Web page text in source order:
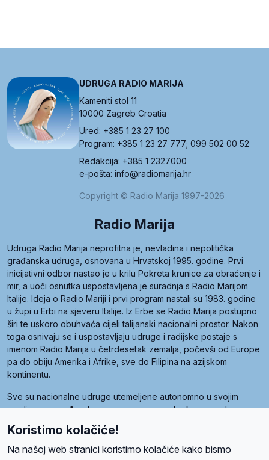
UDRUGA RADIO MARIJA
Kameniti stol 11
10000 Zagreb Croatia
Ured: +385 1 23 27 100
Program: +385 1 23 27 777; 099 502 00 52
Redakcija: +385 1 2327000
e-pošta: info@radiomarija.hr
Copyright © Radio Marija 1997-2026
Radio Marija
Udruga Radio Marija neprofitna je, nevladina i nepolitička
građanska udruga, osnovana u Hrvatskoj 1995. godine. Prvi
inicijativni odbor nastao je u krilu Pokreta krunice za obraćenje i
mir, a uoči osnutka uspostavljena je suradnja s Radio Marijom
Italije. Ideja o Radio Mariji i prvi program nastali su 1983. godine
u župi u Erbi na sjeveru Italije. Iz Erbe se Radio Marija postupno
širi te uskoro obuhvaća cijeli talijanski nacionalni prostor. Nakon
toga osnivaju se i uspostavljaju udruge i radijske postaje s
imenom Radio Marija u četrdesetak zemalja, počevši od Europe
pa do obiju Amerika i Afrike, sve do Filipina na azijskom
kontinentu.
Sve su nacionalne udruge utemeljene autonomno u svojim
zemljama, a međusobna su povezane preko krovne udruge
Radio Maria). Svjetsku obitelj utemeljilo je sedam članica, među
kojima je i hrvatska Udruga Radio Marija.
Koristimo kolačiće!
Na našoj web stranici koristimo kolačiće kako bismo